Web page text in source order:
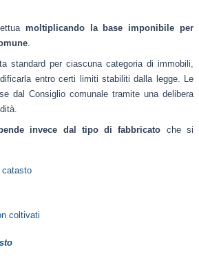
moltiplicando la base imponibile per
standard per ciascuna categoria di immobili,
entro certi limiti stabiliti dalla legge. Le
dal Consiglio comunale tramite una delibera
invece dal tipo di fabbricato che si
catasto
coltivati